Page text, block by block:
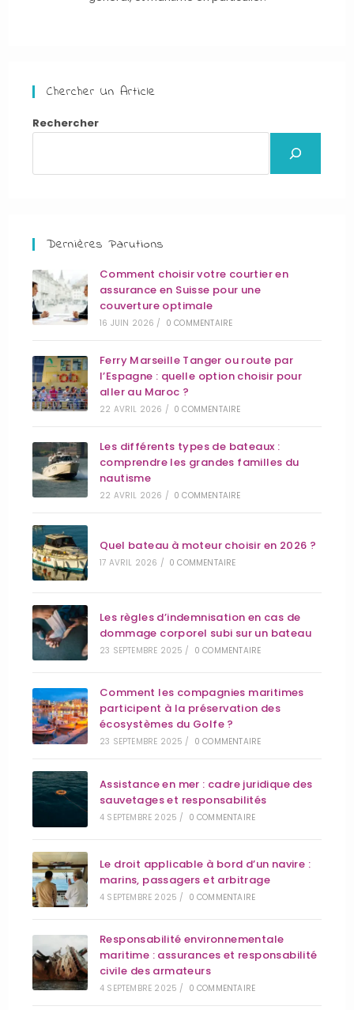
Chercher Un Article
Rechercher
Dernières Parutions
Comment choisir votre courtier en
assurance en Suisse pour une
couverture optimale
16 JUIN 2026 / 0 COMMENTAIRE
Ferry Marseille Tanger ou route par
l’Espagne : quelle option choisir pour
aller au Maroc ?
22 AVRIL 2026 / 0 COMMENTAIRE
Les différents types de bateaux :
comprendre les grandes familles du
nautisme
22 AVRIL 2026 / 0 COMMENTAIRE
Quel bateau à moteur choisir en 2026 ?
17 AVRIL 2026 / 0 COMMENTAIRE
Les règles d’indemnisation en cas de
dommage corporel subi sur un bateau
23 SEPTEMBRE 2025 / 0 COMMENTAIRE
Comment les compagnies maritimes
participent à la préservation des
écosystèmes du Golfe ?
23 SEPTEMBRE 2025 / 0 COMMENTAIRE
Assistance en mer : cadre juridique des
sauvetages et responsabilités
4 SEPTEMBRE 2025 / 0 COMMENTAIRE
Le droit applicable à bord d’un navire :
marins, passagers et arbitrage
4 SEPTEMBRE 2025 / 0 COMMENTAIRE
Responsabilité environnementale
maritime : assurances et responsabilité
civile des armateurs
4 SEPTEMBRE 2025 / 0 COMMENTAIRE